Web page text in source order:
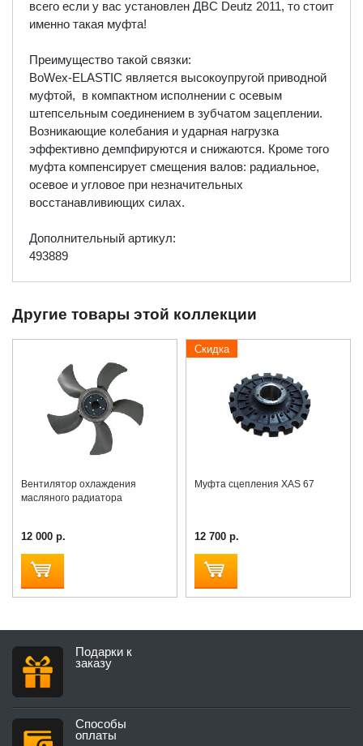
всего если у вас установлен ДВС Deutz 2011, то стоит
именно такая муфта!
Преимущество такой связки:
BoWex-ELASTIC является высокоупругой приводной
муфтой, в компактном исполнении с осевым
штепсельным соединением в зубчатом зацеплении.
Возникающие колебания и ударная нагрузка
эффективно демпфируются и снижаются. Кроме того
муфта компенсирует смещения валов: радиальное,
осевое и угловое при незначительных
восстанавливиющих силах.
Дополнительный артикул:
493889
Другие товары этой коллекции
Вентилятор охлаждения
масляного радиатора
12 000 р.
Скидка
Муфта сцепления XAS 67
12 700 р.
Подарки к
заказу
Способы
оплаты